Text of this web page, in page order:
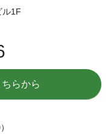
ル1F
らから